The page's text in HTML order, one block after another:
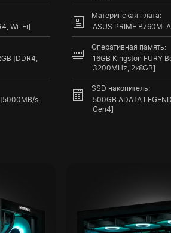
Wi-Fi]
[DDR4,
[5000MB/s,
Материнская плата:
ASUS PRIME B760M-
Оперативная память:
16GB Kingston FURY
3200MHz, 2x8GB]
SSD накопитель:
500GB ADATA
Gen4]